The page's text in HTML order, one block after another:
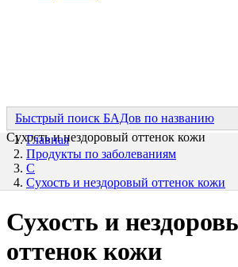
Быстрый поиск БАДов по названию
Сухость и нездоровый оттенок кожи
Главная
Продукты по заболеваниям
С
Сухость и нездоровый оттенок кожи
Сухость и
оттенок кожи